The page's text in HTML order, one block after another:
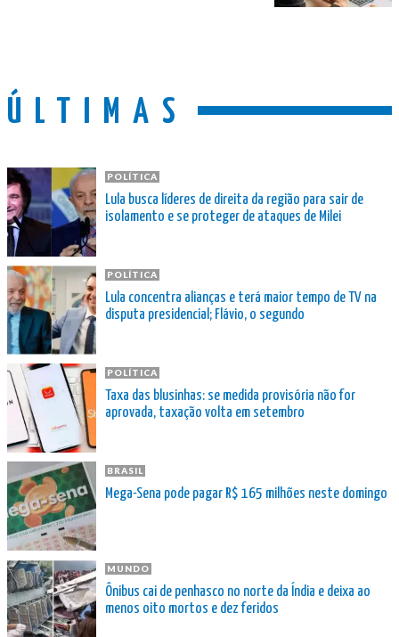
ÚLTIMAS
POLÍTICA
Lula busca líderes de direita da região para sair de
isolamento e se proteger de ataques de Milei
POLÍTICA
Lula concentra alianças e terá maior tempo de TV na
disputa presidencial; Flávio, o segundo
POLÍTICA
Taxa das blusinhas: se medida provisória não for
aprovada, taxação volta em setembro
BRASIL
Mega-Sena pode pagar R$ 165 milhões neste domingo
MUNDO
Ônibus cai de penhasco no norte da Índia e deixa ao
menos oito mortos e dez feridos